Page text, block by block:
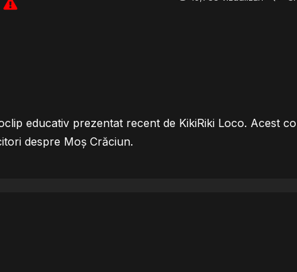
educativ prezentat recent de KikiRiki Loco. Acest
despre Moș Crăciun.